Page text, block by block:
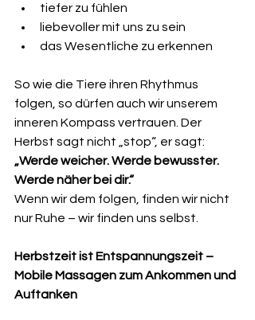
tiefer zu fühlen
liebevoller mit uns zu sein
das Wesentliche zu erkennen
So wie die Tiere ihren Rhythmus
folgen, so dürfen auch wir unserem
inneren Kompass vertrauen. Der
Herbst sagt nicht „stop“, er sagt:
„Werde weicher. Werde bewusster.
Werde näher bei dir.“
Wenn wir dem folgen, finden wir nicht
nur Ruhe – wir finden uns selbst.
Herbstzeit ist Entspannungszeit –
Mobile Massagen zum Ankommen und
Auftanken